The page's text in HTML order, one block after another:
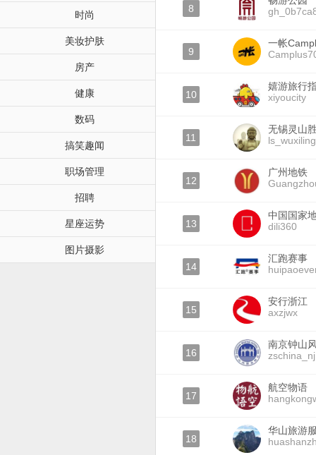
时尚
美妆护肤
房产
健康
数码
搞笑趣闻
职场管理
招聘
星座运势
图片摄影
8
9
一帐
10
嬉游旅行
xiyoucity
11
无锡灵山
12
广州地铁
13
中国国家
dili360
14
汇跑赛事
15
安行浙江
axzjwx
16
南京钟山
zschina_nj
17
航空物语
18
华山旅游